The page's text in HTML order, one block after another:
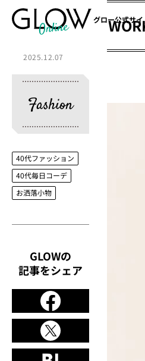
グロー公式サイ
2025.12.07
Fashion
40代ファッション
40代毎日コーデ
お洒落小物
GLOWの
記事をシェア